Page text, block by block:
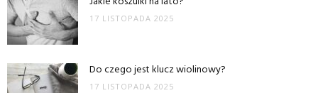
17 LISTOPADA 2025
Do czego jest klucz wiolinowy?
17 LISTOPADA 2025